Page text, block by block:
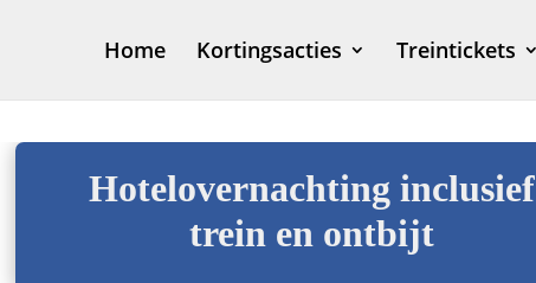
Home Kortingsacties Treintickets
Hotelovernachting inclusief
trein en ontbijt